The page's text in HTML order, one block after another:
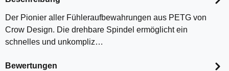
Der Pionier aller Fühleraufbewahrungen aus PETG von
Crow Design. Die drehbare Spindel ermöglicht ein
schnelles und unkompliz…
Bewertungen